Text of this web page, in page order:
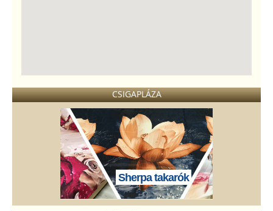
CSIGAPLÁZA
Sherpa takarók